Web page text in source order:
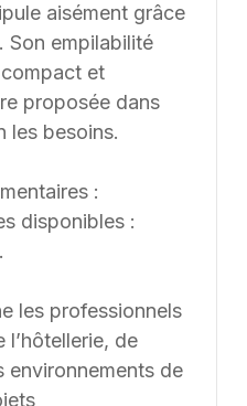
aisément grâce
Son empilabilité
et
proposée dans
les besoins.
:
disponibles :
les professionnels
l’hôtellerie, de
environnements de